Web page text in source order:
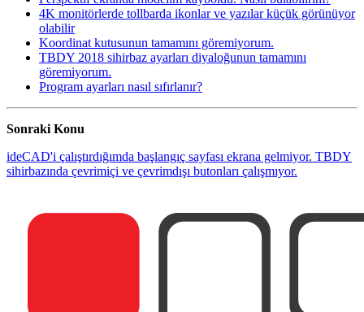
4K monitörlerde tollbarda ikonlar ve yazılar küçük görünüyor
olabilir
Koordinat kutusunun tamamını göremiyorum.
TBDY 2018 sihirbaz ayarları diyaloğunun tamamını
göremiyorum.
Program ayarları nasıl sıfırlanır?
Sonraki Konu
ideCAD'i çalıştırdığımda başlangıç sayfası ekrana gelmiyor. TBDY
sihirbazında çevrimiçi ve çevrimdışı butonları çalışmıyor.